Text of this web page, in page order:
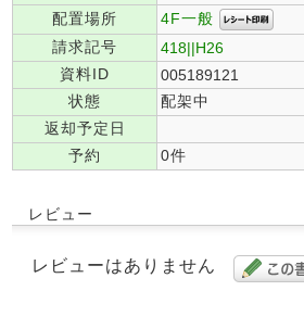
配置場所
4F一般
請求記号
418||H26
資料ID
005189121
状態
配架中
返却予定日
予約
0件
レビュー
レビューはありません